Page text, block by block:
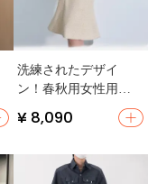
洗練されたデザイ
ン！春秋用女性用ジ
ャケット＆フィッシ
ュテールスカート
ゃれ】（セットアッ
¥ 8,090